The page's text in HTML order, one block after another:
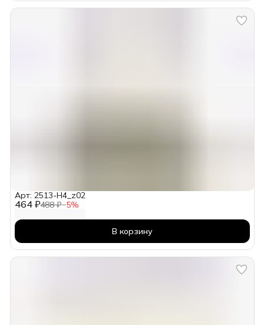
464 ₽488 ₽−5%
Арт: 2513-H4_z02
В корзину